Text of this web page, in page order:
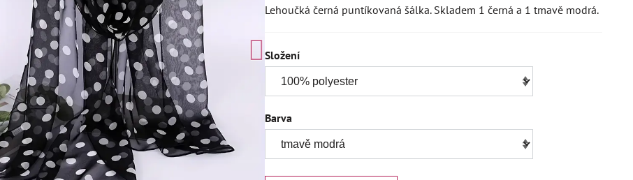
Lehoučká černá puntíkovaná šálka. Skladem 1 černá a 1 tmavě modrá.
Složení
Barva